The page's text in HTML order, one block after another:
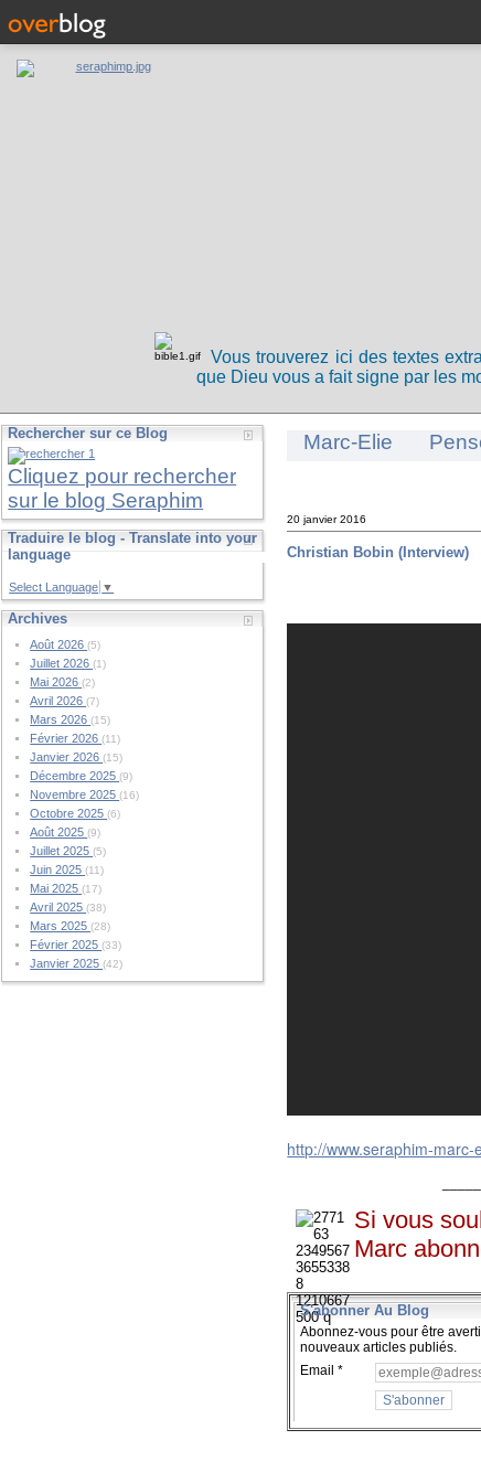
Vous trouverez ici des textes
que Dieu vous a fait signe par les
Rechercher sur ce Blog
Cliquez pour rechercher
sur le blog Seraphim
Traduire le blog - Translate into your
language
Select Language ▼
Archives
Août 2026(5)
Juillet 2026(1)
Mai 2026(2)
Avril 2026(7)
Mars 2026(15)
Février 2026(11)
Janvier 2026(15)
Décembre 2025(9)
Novembre 2025(16)
Octobre 2025(6)
Août 2025(9)
Juillet 2025(5)
Juin 2025(11)
Mai 2025(17)
Avril 2025(38)
Mars 2025(28)
Février 2025(33)
Janvier 2025(42)
Marc-Elie
20 janvier 2016
Christian Bobin (Interview)
http://www.seraphim-marc-
Si vous
Marc
S'abonner Au Blog
Abonnez-vous pour être
nouveaux articles publiés.
Email